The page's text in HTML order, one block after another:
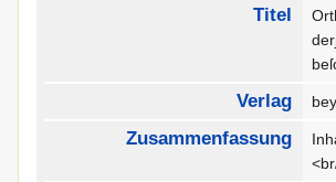
Titel
Verlag
Zusammenfassung